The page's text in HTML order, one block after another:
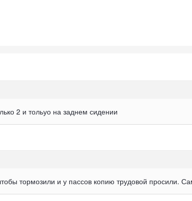
2 и тольуо на заднем сидении
тормозили и у пассов копию трудовой просили.